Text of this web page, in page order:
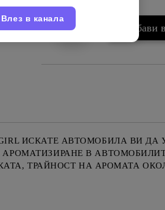
ИСКАТЕ АВТОМОБИЛА ВИ
В
ТРАЙНОСТ НА АРОМАТА
Влез в канала